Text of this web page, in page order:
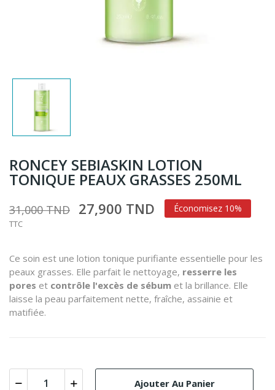
RONCEY SEBIASKIN LOTION
TONIQUE PEAUX GRASSES 250ML
31,000 TND 27,900 TND Économisez 10%
TTC
Ce soin est une lotion tonique purifiante essentielle pour les
peaux grasses. Elle parfait le nettoyage, resserre les
pores et contrôle l'excès de sébum et la brillance. Elle
laisse la peau parfaitement nette, fraîche, assainie et
matifiée.
Ajouter Au Panier